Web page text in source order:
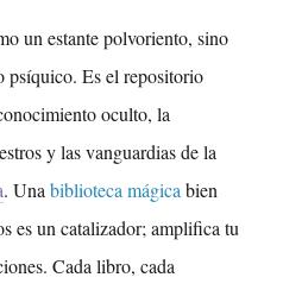
un estante polvoriento, sino
psíquico. Es el repositorio
oculto, la
y las vanguardias de la
. Una biblioteca mágica bien
es un catalizador; amplifica tu
Cada libro, cada